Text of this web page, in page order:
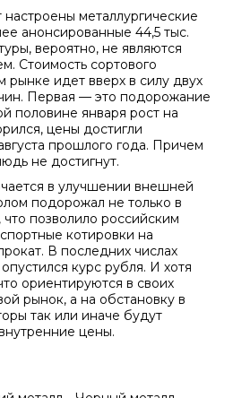
металлургические
анонсированные 44,5 тыс.
вероятно, не являются
Стоимость сортового
рынке идет вверх в силу двух
Первая — это подорожание
половине января рост на
цены достигли
прошлого года. Причем
не достигнут.
в улучшении внешней
подорожал не только в
позволило российским
котировки на
В последних числах
курс рубля. И хотя
ориентируются в своих
рынок, а на обстановку в
так или иначе будут
цены.